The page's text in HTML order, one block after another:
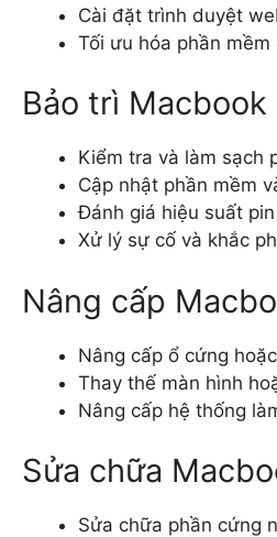
Cài đặt trình duyệt
Tối ưu hóa phần
Bảo trì Macbook
Kiểm tra và làm sạch
Cập nhật phần mềm
Đánh giá hiệu suất
Xử lý sự cố và khắc
Nâng cấp
Nâng cấp ổ cứng
Thay thế màn hình
Nâng cấp hệ thống
Sửa chữa
Sửa chữa phần cứng